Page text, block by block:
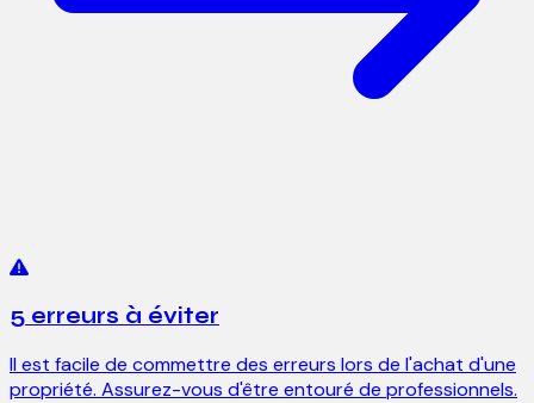
5 erreurs à éviter
Il est facile de commettre des erreurs lors de l'achat d'une
propriété. Assurez-vous d'être entouré de professionnels.